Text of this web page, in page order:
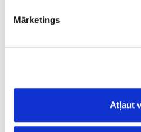
Mārketings
Atļaut